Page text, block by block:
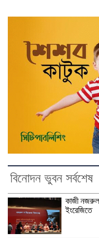
বিনোদন ভুবন সর্বশেষ
কাজী নজরুল
ইংরেজিতে